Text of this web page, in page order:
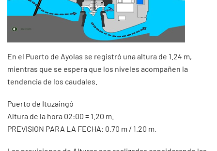
En el Puerto de Ayolas se registró una altura de 1.24 m,
mientras que se espera que los niveles acompañen la
tendencia de los caudales.
Puerto de Ituzaingó
Altura de la hora 02:00 = 1.20 m.
PREVISION PARA LA FECHA: 0.70 m / 1.20 m.